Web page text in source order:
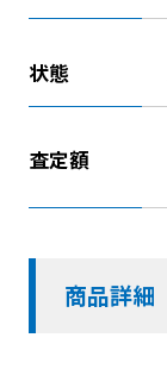
状態
査定額
商品詳細